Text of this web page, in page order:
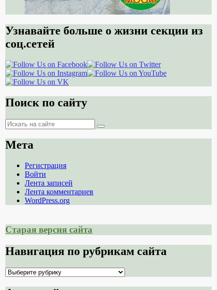
Узнавайте больше о жизни секции из
соц.сетей
Поиск по сайту
Поиск
Поиск
Мета
Регистрация
Войти
Лента записей
Лента комментариев
WordPress.org
Старая версия сайта
Навигация по рубрикам сайта
Навигация